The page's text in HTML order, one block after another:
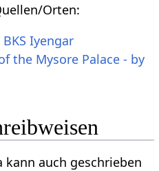
Orten:
Iyengar
the Mysore Palace - by
kann auch geschrieben